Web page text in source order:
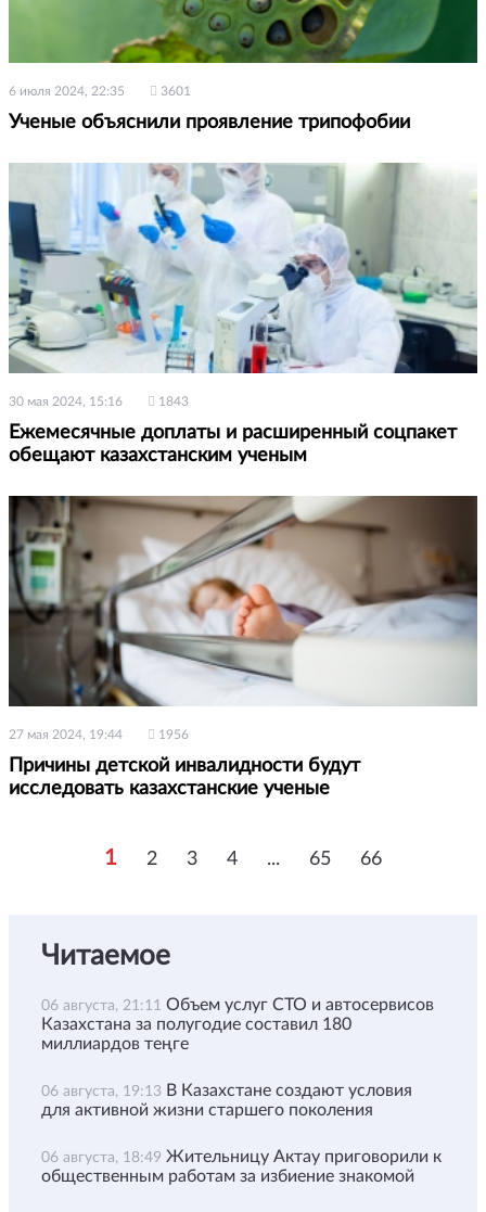
6 июля 2024, 22:35 3601
Ученые объяснили проявление трипофобии
30 мая 2024, 15:16 1843
Ежемесячные доплаты и расширенный соцпакет
обещают казахстанским ученым
27 мая 2024, 19:44 1956
Причины детской инвалидности будут
исследовать казахстанские ученые
1 2 3 4 ... 65 66
Читаемое
06 августа, 21:11 Объем услуг СТО и автосервисов
Казахстана за полугодие составил 180
миллиардов теңге
06 августа, 19:13 В Казахстане создают условия
для активной жизни старшего поколения
06 августа, 18:49 Жительницу Актау приговорили к
общественным работам за избиение знакомой